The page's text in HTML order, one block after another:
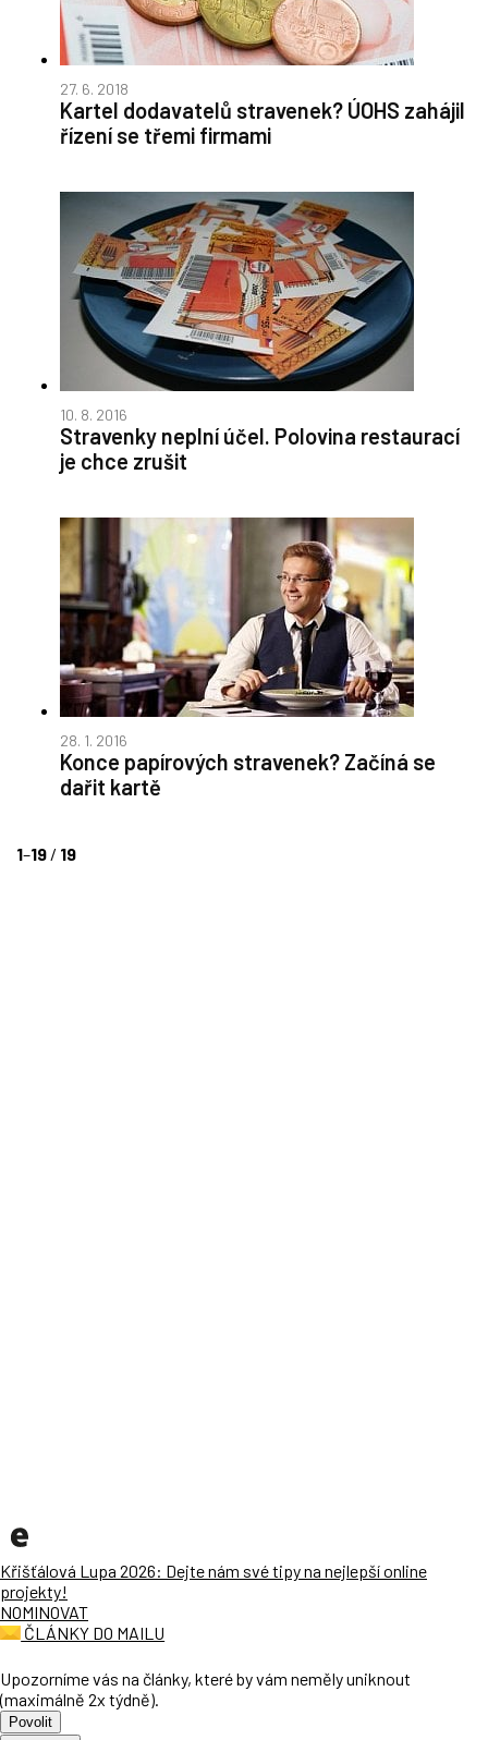
27. 6. 2018
Kartel dodavatelů stravenek? ÚOHS zahájil
řízení se třemi firmami
10. 8. 2016
Stravenky neplní účel. Polovina restaurací
je chce zrušit
28. 1. 2016
Konce papírových stravenek? Začíná se
dařit kartě
1–19 / 19
Křišťálová Lupa 2026: Dejte nám své tipy na nejlepší online
projekty!
NOMINOVAT
ČLÁNKY DO MAILU
Upozorníme vás na články, které by vám neměly uniknout
(maximálně 2x týdně).
Povolit